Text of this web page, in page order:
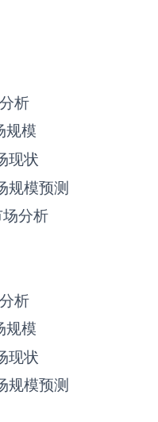
析
规模
现状
规模预测
分析
析
规模
现状
规模预测